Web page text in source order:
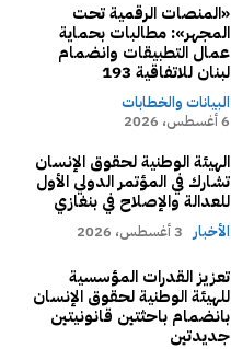
«المنصات الرقمية تحت
المجهر»: مطالبات بحماية
عمال التطبيقات وانضمام
لبنان للاتفاقية 193
البيانات والخطابات
6 أغسطس، 2026
الهيئة الوطنية لحقوق الإنسان
تشارك في المؤتمر الدولي الأول
للعدالة والإصلاح في بنغازي
الأخبار 3 أغسطس، 2026
تعزيز القدرات المؤسسية
للهيئة الوطنية لحقوق الإنسان
بانضمام باحثتين قانونيتين
جديدتين